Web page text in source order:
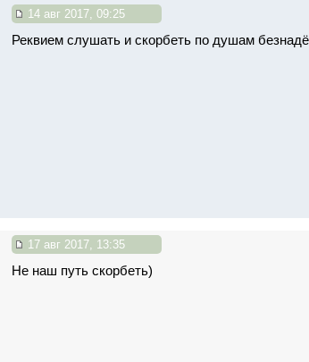
14 авг 2017, 09:25
Реквием слушать и скорбеть по душам
17 авг 2017, 13:35
Не наш путь скорбеть)